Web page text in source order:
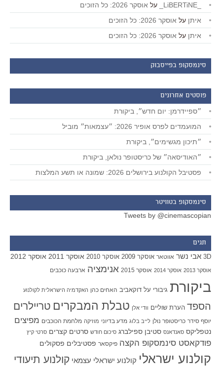
על אוסקר 2026: כל הזוכים
איתן על אוסקר 2026: כל הזוכים
איתן על אוסקר 2026: כל הזוכים
סינמסקופ בפייסבוק
פוסטים אחרונים
״ספיידרמן: יום חדש״, ביקורת
המועמדים לפרס אופיר 2026: ״עצמאות״ מוביל
״תיכון מגשימים״, ביקורת
״האודיסאה״ של כריסטופר נולאן, ביקורת
פסטיבל הקולנוע בירושלים 2026: שמונה או תשע המלצות
סינמסקופ בטוויטר
Tweets by @cinemascopian
תגים
3D אבי נשר אווטאר אוסקר 2009 אוסקר 2010 אוסקר 2011 אוסקר 2012
אוסקר 2013 אוסקר 2014 אוסקר 2015 אנימציה ארבעה כוכבים
ביקורת גיבורי על דוקאביב האחים כהן האקדמיה הישראלית לקולנוע
הספד הערת שוליים וודי אלן טבלת המבקרים טריילרים
יוסף סידר כריסטופר נולן לייב בלוג מדע בדיוני מוזיקה מלחמת הכוכבים מפיצים
נטפליקס סאנדאנס סטיבן ספילברג סיכום חודש סרטים קצרים סרטי קיץ
פודקאסט סינמסקופ הקצה פיקסאר פסטיבלים פסקולים
קולנוע ישראלי קולנוע ישראלי עצמאי קולנוע תיעודי